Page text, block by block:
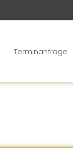
Terminanfrage